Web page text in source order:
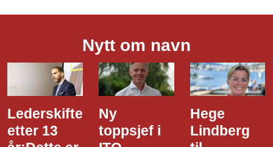
Nytt om navn
Ny
toppsjef i
Hege
Lindberg
Dette er
den nye